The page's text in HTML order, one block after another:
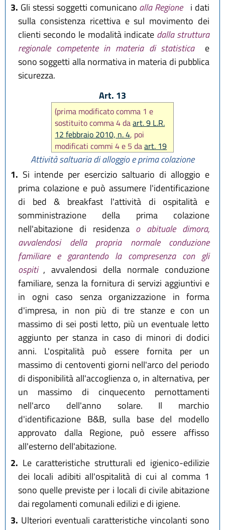
3. Gli stessi soggetti comunicano alla Regione i dati
sulla consistenza ricettiva e sul movimento dei
clienti secondo le modalità indicate dalla struttura
regionale competente in materia di statistica
e
sono soggetti alla normativa in materia di pubblica
sicurezza.
Art. 13
(prima modificato comma 1 e
sostituito comma 4 daart. 9 L.R.
12 febbraio 2010, n. 4, poi
modificati commi 4 e 5 daart. 19
L.R. 25 marzo 2016, n. 4 , infine
aggiunto comma 4 bis e
sostituito comma 5 daart. 11 L.R.
27 dicembre 2017, n. 25)
Attività saltuaria di alloggio e prima colazione
1. Si intende per esercizio saltuario di alloggio e
prima colazione e può assumere l'identificazione
di bed & breakfast l'attività di ospitalità e
somministrazione della prima colazione
nell'abitazione di residenza o abituale dimora,
avvalendosi della propria normale conduzione
familiare e garantendo la compresenza con gli
ospiti , avvalendosi della normale conduzione
familiare, senza la fornitura di servizi aggiuntivi e
in ogni caso senza organizzazione in forma
d'impresa, in non più di tre stanze e con un
massimo di sei posti letto, più un eventuale letto
aggiunto per stanza in caso di minori di dodici
anni. L'ospitalità può essere fornita per un
massimo di centoventi giorni nell'arco del periodo
di disponibilità all'accoglienza o, in alternativa, per
un massimo di cinquecento pernottamenti
nell'arco dell'anno solare. Il marchio
d'identificazione B&B, sulla base del modello
approvato dalla Regione, può essere affisso
all'esterno dell'abitazione.
2. Le caratteristiche strutturali ed igienico-edilizie
dei locali adibiti all'ospitalità di cui al comma 1
sono quelle previste per i locali di civile abitazione
dai regolamenti comunali edilizi e di igiene.
3. Ulteriori eventuali caratteristiche vincolanti sono